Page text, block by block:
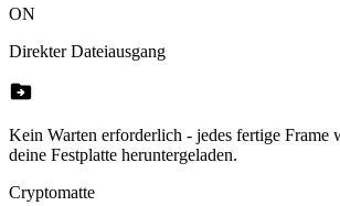
ON
Direkter Dateiausgang
drive_file_move
Kein Warten erforderlich - jedes fertige Frame
deine Festplatte heruntergeladen.
Cryptomatte